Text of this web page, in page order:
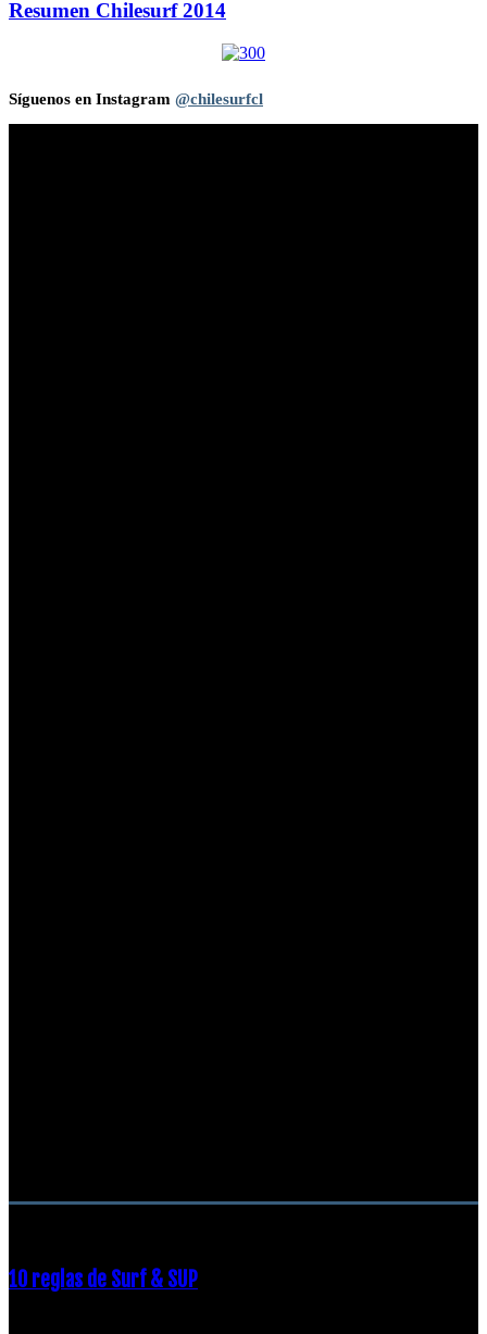
Resumen Chilesurf 2014
Síguenos en Instagram @chilesurfcl
10 reglas de Surf & SUP